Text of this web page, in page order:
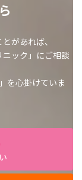
があれば、
ック」にご相談
を心掛けていま